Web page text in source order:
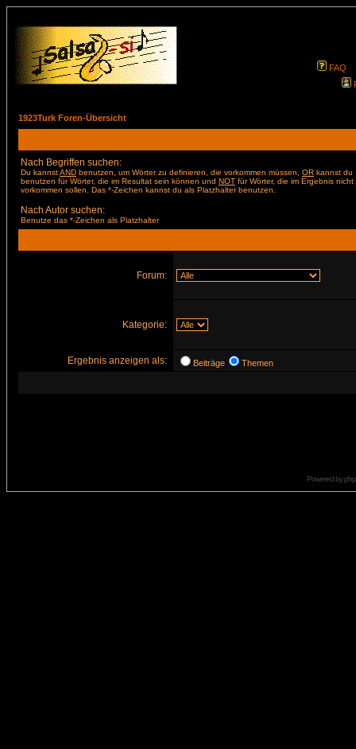
FAQ
1923Turk Foren-Übersicht
Nach Begriffen suchen:
Du kannstAND benutzen, um Wörter zu definieren, die vorkommen müssen, OR kannst du
benutzen für Wörter, die im Resultat sein können und NOT für Wörter, die im Ergebnis nicht
vorkommen sollen. Das *-Zeichen kannst du als Platzhalter benutzen.
Nach Autor suchen:
Benutze das *-Zeichen als Platzhalter
Forum:
Kategorie:
Ergebnis anzeigen als: Beiträge Themen
Powered by